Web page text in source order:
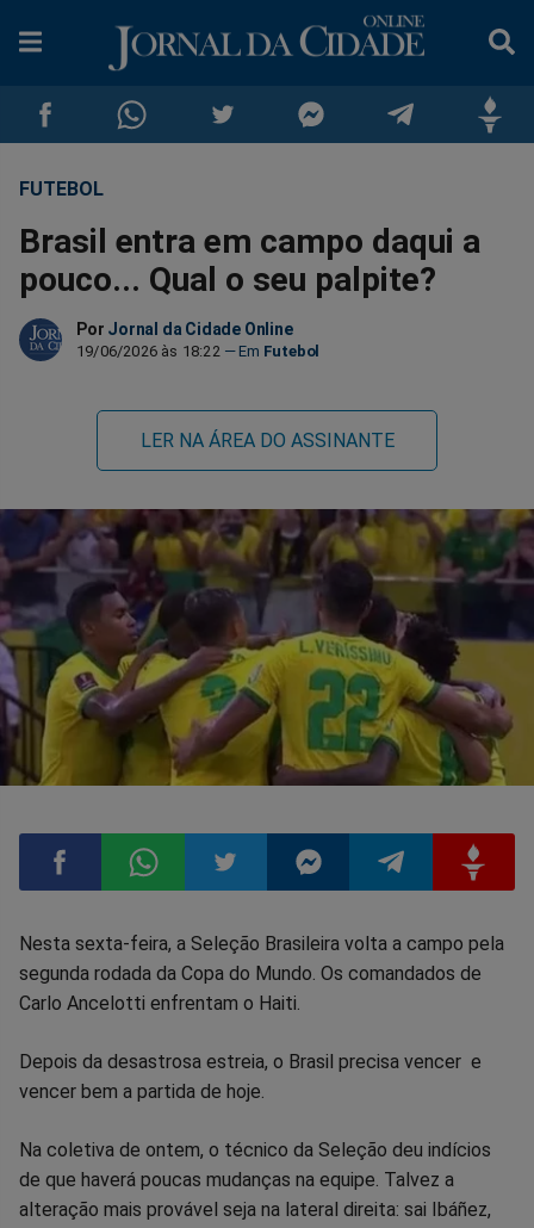
Compartilhar
no
Facebook
Compartilhar
no
Whatsapp
no
Twitter
no
Messenger
no
no
FUTEBOL
Brasil entra em campo daqui a
pouco... Qual o seu palpite?
Por Jornal da Cidade Online
19/06/2026 às 18:22 Futebol
LER NA ÁREA DO ASSINANTE
Compartilhar
no
Facebook
Compartilhar
no
Whatsapp
Compartilhar
no
Twitter
Compartilhar
no
Messenger
Compartilhar
TelegramGettr
Nesta sexta-feira, a Seleção Brasileira volta a campo pela
segunda rodada da Copa do Mundo. Os comandados de
Carlo Ancelotti enfrentam o Haiti.
Depois da desastrosa estreia, o Brasil precisa vencer e
vencer bem a partida de hoje.
Na coletiva de ontem, o técnico da Seleção deu indícios
de que haverá poucas mudanças na equipe. Talvez a
alteração mais provável seja na lateral direita: sai Ibáñez,